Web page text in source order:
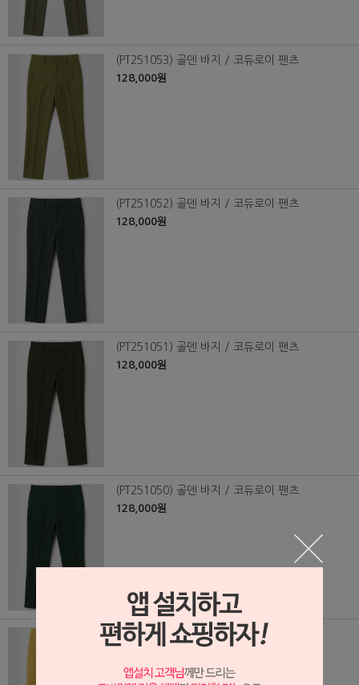
(PT251053) 골덴 바지 / 코듀로이 팬츠
128,000원
(PT251052) 골덴 바지 / 코듀로이 팬츠
128,000원
(PT251051) 골덴 바지 / 코듀로이 팬츠
128,000원
(PT251050) 골덴 바지 / 코듀로이 팬츠
128,000원
(PT251049) 골덴 바지 / 코듀로이 팬츠